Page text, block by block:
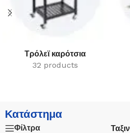
Τρόλεϊ καρότσια
32 products
Κατάστημα
Φίλτρα